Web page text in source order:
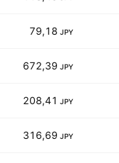
79,18 JPY
672,39 JPY
208,41 JPY
316,69 JPY